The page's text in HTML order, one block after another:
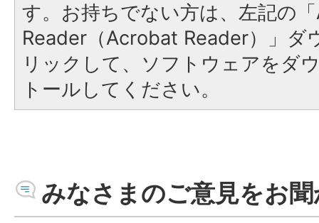
す。お持ちでない方は、左記の
Reader（Acrobat Reader）」ダ
リックして、ソフトウェアをダ
トールしてください。
みなさまのご意見をお